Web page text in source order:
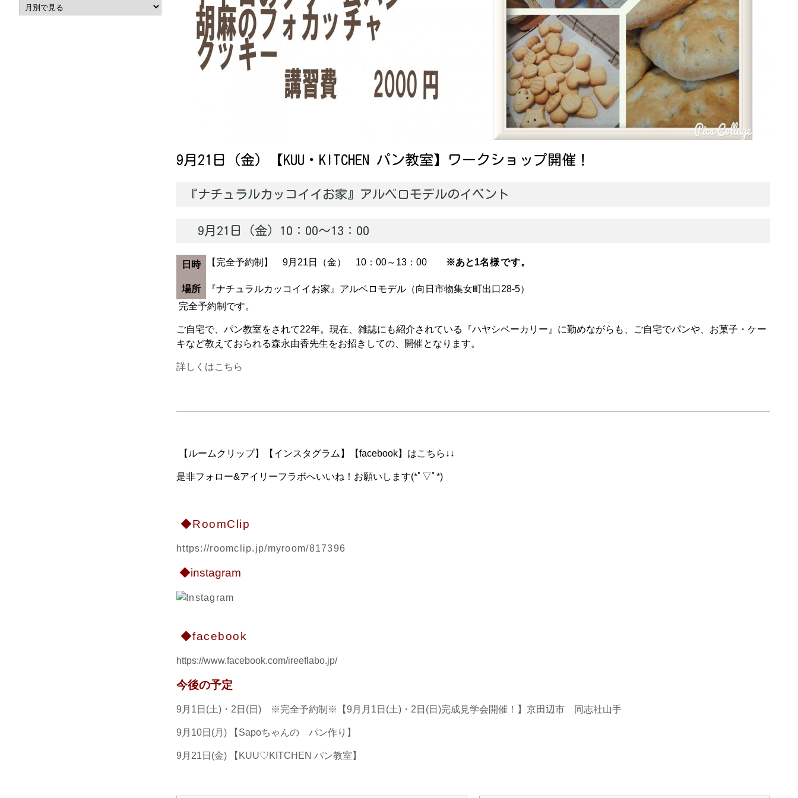
9月21日（金）【KUU・KITCHEN パン教室】ワークショップ開催！
『ナチュラルカッコイイお家』アルベロモデルのイベント
9月21日（金）10：00～13：00
日時 【完全予約制】 9月21日（金） 10：00～13：00 ※あと1名様です。
場所
『ナチュラルカッコイイお家』アルベロモデル（向日市物集女町出口28-5）
完全予約制です。
ご自宅で、パン教室をされて22年。現在、雑誌にも紹介されている『ハヤシベーカリー』に勤めながらも、ご自宅でパンや、お菓子・ケー
キなど教えておられる森永由香先生をお招きしての、開催となります。
詳しくはこちら
【ルームクリップ】【インスタグラム】【facebook】はこちら↓↓
是非フォロー&アイリーフラボへいいね！お願いします(*ﾟ▽ﾟ*)
◆RoomClip
https://roomclip.jp/myroom/817396
◆instagram
◆facebook
https://www.facebook.com/ireeflabo.jp/
今後の予定
9月1日(土)・2日(日) ※完全予約制※【9月月1日(土)・2日(日)完成見学会開催！】京田辺市 同志社山手
9月10日(月) 【Sapoちゃんの パン作り】
9月21日(金) 【KUU♡KITCHEN パン教室】